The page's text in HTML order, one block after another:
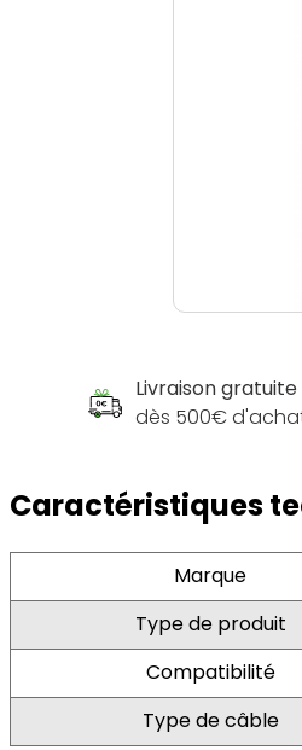
Livraison gratuite
dès 500€
Caractéristiques
Marque
Type de produit
Compatibilité
Type de câble